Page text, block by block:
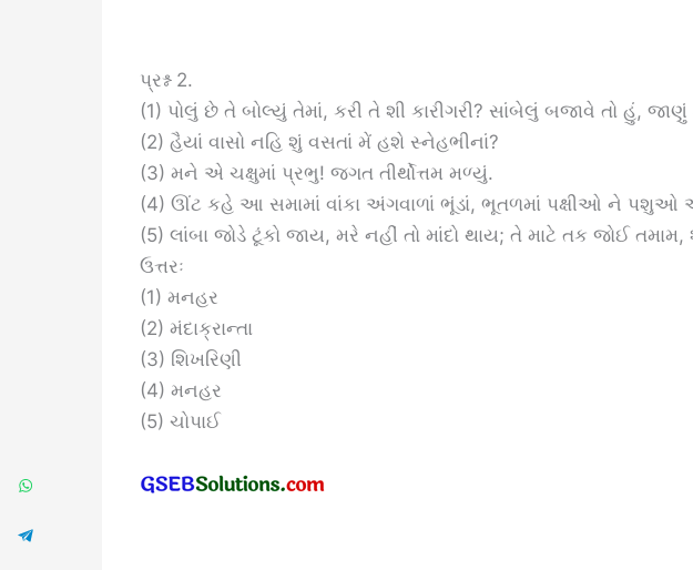
પ્રશ્ન 2.
(1) પોલું છે તે બોલ્યું તેમાં, કરી તે શી કારીગરી? સાંબેલું બજાવે તો હું,
(2) હૈયાં વાસો નહિ શું વસતાં મેં હશે સ્નેહભીનાં?
(3) મને એ ચક્ષુમાં પ્રભુ! જગત તીર્થોત્તમ મળ્યું.
(4) ઊંટ કહે આ સમામાં વાંકા અંગવાળાં ભૂંડાં, ભૂતળમાં પક્ષીઓ ને પશુઓ
(5) લાંબા જોડે ટૂંકો જાય, મરે નહીં તો માંદો થાય; તે માટે તક જોઈ તમામ,
ઉત્તરઃ
(1) મનહર
(2) મંદાક્રાન્તા
(3) શિખરિણી
(4) મનહર
(5) ચોપાઈ